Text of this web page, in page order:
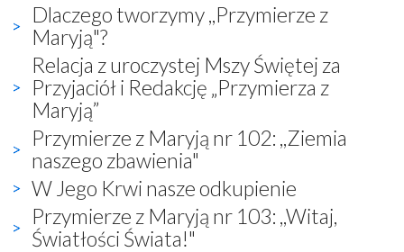
Dlaczego tworzymy ,,Przymierze z
Maryją"?
Relacja z uroczystej Mszy Świętej za
Przyjaciół i Redakcję „Przymierza z
Maryją”
Przymierze z Maryją nr 102: ,,Ziemia
naszego zbawienia"
W Jego Krwi nasze odkupienie
Przymierze z Maryją nr 103: ,,Witaj,
Światłości Świata!"